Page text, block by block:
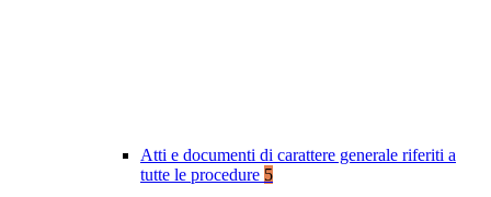
Atti e documenti di carattere generale riferiti a
tutte le procedure 5